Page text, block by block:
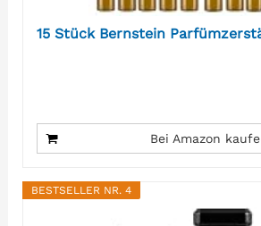
15 Stück Bernstein
Bei Amazon
BESTSELLER NR. 4